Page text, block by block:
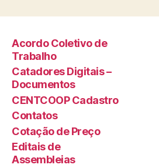
Acordo Coletivo de
Trabalho
Catadores Digitais –
Documentos
CENTCOOP Cadastro
Contatos
Cotação de Preço
Editais de
Assembleias